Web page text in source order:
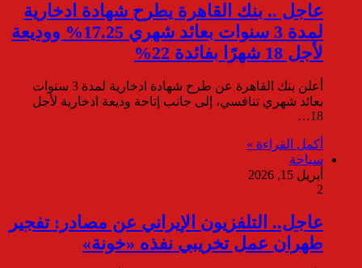
عاجل .. بنك القاهرة يطرح شهادة ادخارية
لمدة 3 سنوات بعائد شهري 17.25% ووديعة
لأجل 18 شهرًا بفائدة 22%
أعلن بنك القاهرة عن طرح شهادة ادخارية لمدة 3 سنوات
بعائد شهري تنافسي، إلى جانب إتاحة وديعة ادخارية لأجل
18…
أكمل القراءة »
سياحة
أبريل 15, 2026
2
عاجل.. التلفزيون الإيراني عن مصادر: تفجير
طهران عمل تخريبي نفذه «خونة»